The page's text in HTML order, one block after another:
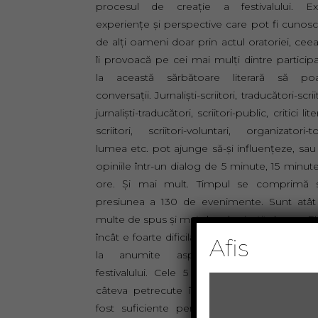
procesul de creație a festivalului.
experiențe și perspective care pot fi
de alți oameni doar prin actul oratoriei,
îi provoacă pe cei mai mulți dintre
la această sărbătoare literară să
conversații. Jurnaliști-scriitori, traducători-
jurnaliști-traducători, scriitori-public, critici
scriitori, scriitori-voluntari, organizatori-
lumea etc. pot ajunge să-și influențeze, sau
opiniile într-un dialog de 5 minute, 15
ore. Și mai mult. Timpul se comprimă
presiunea a 130 de evenimente. Sunt
multe de spus și mai ales de simțit despre
încât e foarte dificilă sarcina de a mă limita
la anumite aspecte reprezentative
festivalului. Cele 5 zile de festival și încă
câteva petrecute în forfota pregătirilor nu
fost suficiente pentru a anticipa volumul
Afis